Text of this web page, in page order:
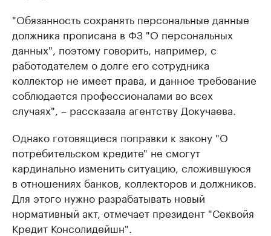
"Обязанность сохранять персональные данные
должника прописана в ФЗ "О персональных
данных", поэтому говорить, например, с
работодателем о долге его сотрудника
коллектор не имеет права, и данное требование
соблюдается профессионалами во всех
случаях", – рассказала агентству Докучаева.
Однако готовящиеся поправки к закону "О
потребительском кредите" не смогут
кардинально изменить ситуацию, сложившуюся
в отношениях банков, коллекторов и должников.
Для этого нужно разрабатывать новый
нормативный акт, отмечает президент "Секвойя
Кредит Консолидейшн".